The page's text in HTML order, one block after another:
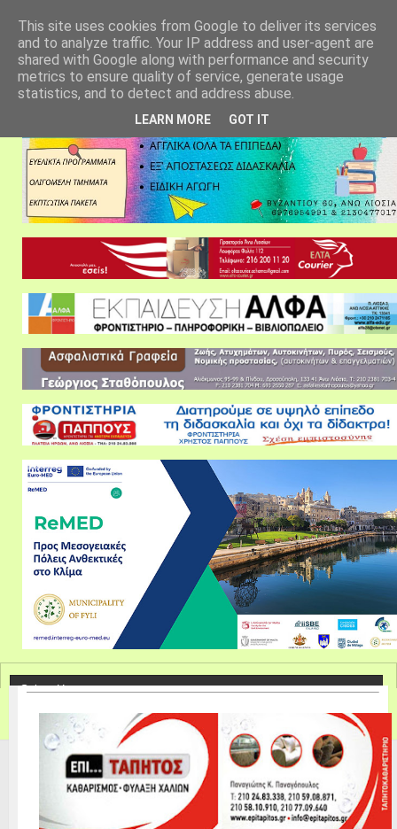
This site uses cookies from Google to deliver its services
and to analyze traffic. Your IP address and user-agent are
shared with Google along with performance and security
metrics to ensure quality of service, generate usage
statistics, and to detect and address abuse.
LEARN MORE GOT IT